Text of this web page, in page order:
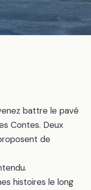
battre le pavé
Contes. Deux
de
histoires le long